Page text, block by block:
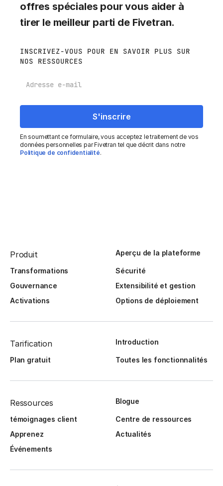
offres spéciales pour vous aider à
tirer le meilleur parti de Fivetran.
INSCRIVEZ-VOUS POUR EN SAVOIR PLUS SUR
NOS RESSOURCES
En soumettant ce formulaire, vous acceptez le traitement de vos
données personnelles par Fivetran tel que décrit dans notre
Politique de confidentialité.
Produit Aperçu de la plateforme
Transformations
Sécurité
Gouvernance
Extensibilité et gestion
Activations
Options de déploiement
Tarification Introduction
Plan gratuit Toutes les fonctionnalités
Ressources Blogue
témoignages client
Centre de ressources
Apprenez
Actualités
Événements